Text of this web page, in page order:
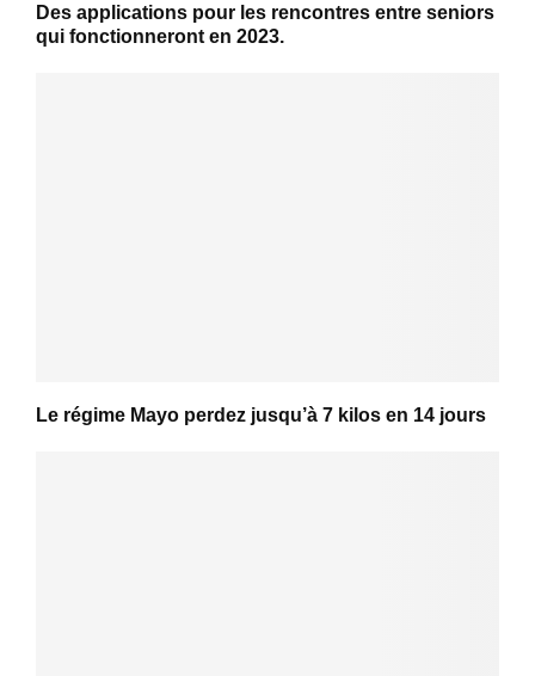
Des applications pour les rencontres entre seniors
qui fonctionneront en 2023.
Le régime Mayo perdez jusqu’à 7 kilos en 14 jours